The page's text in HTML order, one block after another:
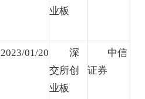
业板
2023/01/20
深
交所创
业板
中信
证券